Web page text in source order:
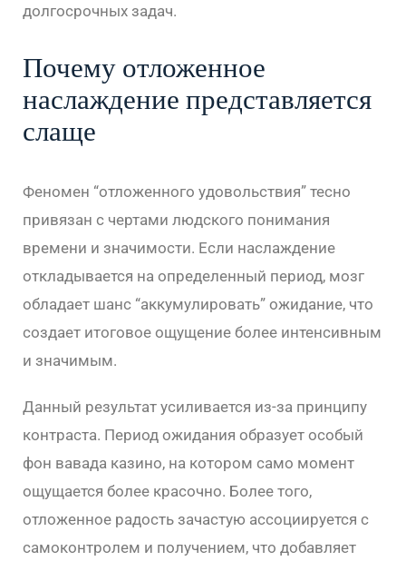
долгосрочных задач.
Почему отложенное
наслаждение представляется
слаще
Феномен “отложенного удовольствия” тесно
привязан с чертами людского понимания
времени и значимости. Если наслаждение
откладывается на определенный период, мозг
обладает шанс “аккумулировать” ожидание, что
создает итоговое ощущение более интенсивным
и значимым.
Данный результат усиливается из-за принципу
контраста. Период ожидания образует особый
фон вавада казино, на котором само момент
ощущается более красочно. Более того,
отложенное радость зачастую ассоциируется с
самоконтролем и получением, что добавляет